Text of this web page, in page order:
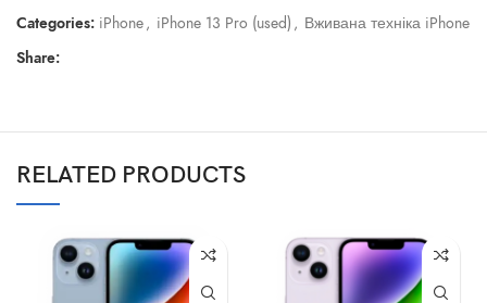
Categories: iPhone, iPhone 13 Pro (used) , Вживана техніка iPhone
Share:
RELATED PRODUCTS